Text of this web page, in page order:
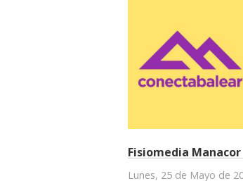
Fisiomedia Manacor
Lunes, 25 de Mayo de